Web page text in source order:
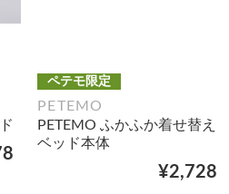
ペテモ限定
PETEMO
PETEMO ふかふか着せ替え
ベッド本体
¥2,728